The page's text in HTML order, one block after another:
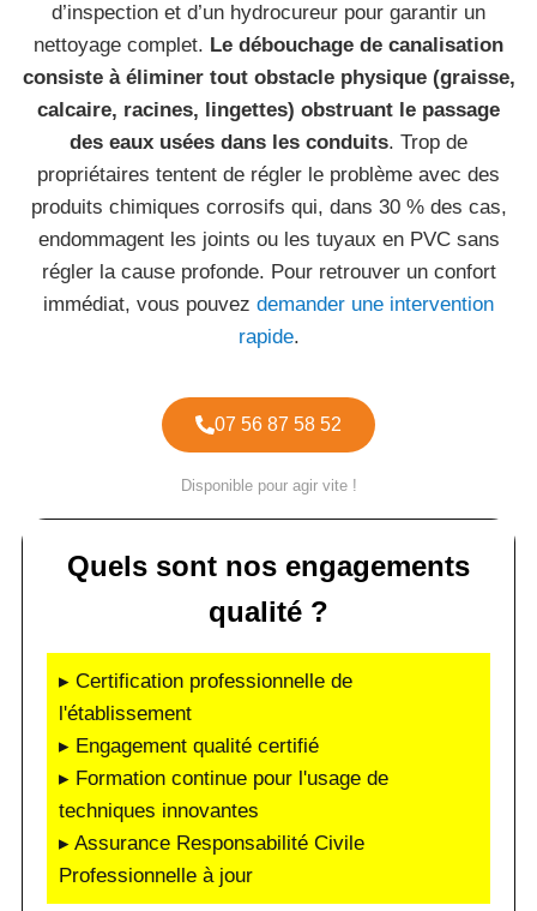
d’inspection et d’un hydrocureur pour garantir un
nettoyage complet. Le débouchage de canalisation
consiste à éliminer tout obstacle physique (graisse,
calcaire, racines, lingettes) obstruant le passage
des eaux usées dans les conduits. Trop de
propriétaires tentent de régler le problème avec des
produits chimiques corrosifs qui, dans 30 % des cas,
endommagent les joints ou les tuyaux en PVC sans
régler la cause profonde. Pour retrouver un confort
immédiat, vous pouvez demander une intervention
rapide.
07 56 87 58 52
Disponible pour agir vite !
Quels sont nos engagements
qualité ?
▸ Certification professionnelle de
l'établissement
▸ Engagement qualité certifié
▸ Formation continue pour l'usage de
techniques innovantes
▸ Assurance Responsabilité Civile
Professionnelle à jour